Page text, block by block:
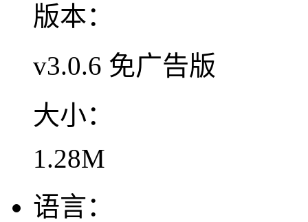
版本：
v3.0.6 免广告版
大小：
1.28M
语言：